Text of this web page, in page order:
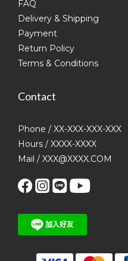
FAQ
Delivery & Shipping
Payment
Return Policy
Terms & Conditions
Contact
Phone / XX-XXX-XXX-XXX
Hours / XXXX-XXXX
Mail / XXX@XXXX.COM